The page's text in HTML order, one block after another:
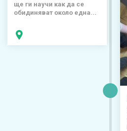
ще ги научи как да се
обидиняват около една...